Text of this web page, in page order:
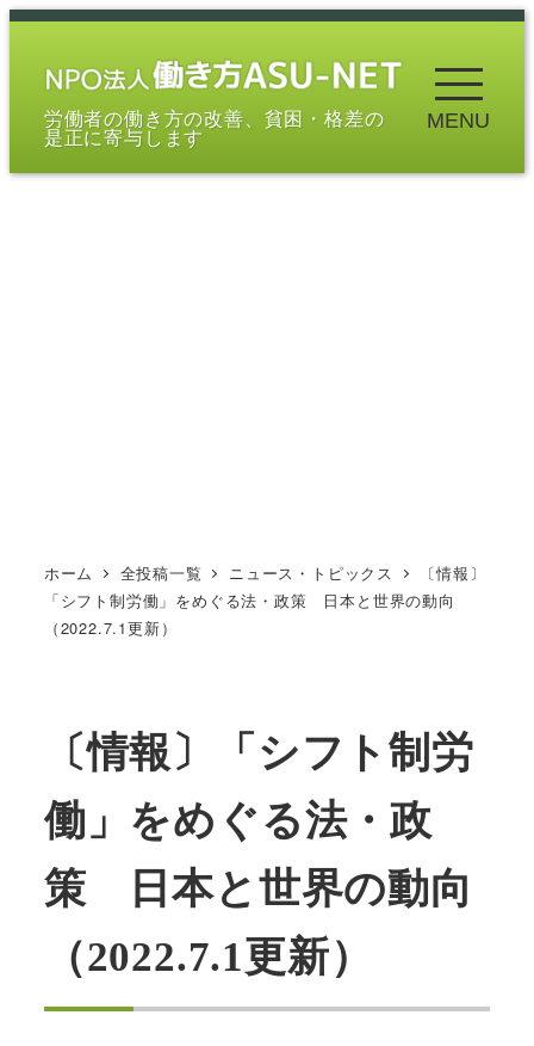
メ
労働者の働き方の改善、貧困・格差の
是正に寄与します
MENU
ホーム 全投稿一覧 ニュース・トピックス
〔情報〕
「シフト制労働」をめぐる法・政策 日本と世界の動向
（2022.7.1更新）
〔情報〕「シフト制労
働」をめぐる法・政
策 日本と世界の動向
（2022.7.1更新）